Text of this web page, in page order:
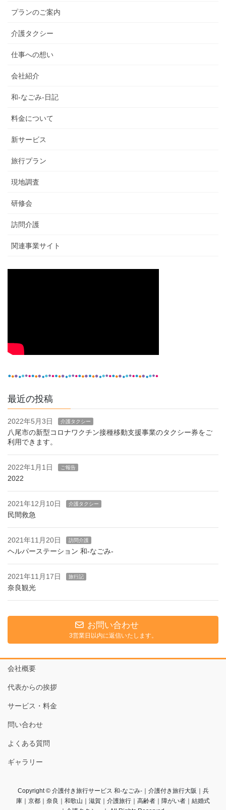
プランのご案内
介護タクシー
仕事への想い
会社紹介
和-なごみ-日記
料金について
新サービス
旅行プラン
現地調査
研修会
訪問介護
関連事業サイト
最近の投稿
2022年5月3日 介護タクシー
八尾市の新型コロナワクチン接種移動支援事業のタクシー券をご
利用できます。
2022年1月1日 ご報告
2022
2021年12月10日 介護タクシー
民間救急
2021年11月20日 訪問介護
ヘルパーステーション 和-なごみ-
2021年11月17日 旅行記
奈良観光
お問い合わせ
3営業日以内に返信いたします。
会社概要
代表からの挨拶
サービス・料金
問い合わせ
よくある質問
ギャラリー
Copyright © 介護付き旅行サービス 和-なごみ-｜介護付き旅行大阪｜兵
庫｜京都｜奈良｜和歌山｜滋賀｜介護旅行｜高齢者｜障がい者｜結婚式